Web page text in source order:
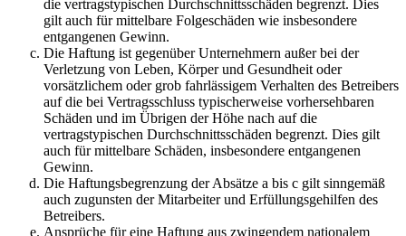
die vertragstypischen Durchschnittsschäden begrenzt. Dies
gilt auch für mittelbare Folgeschäden wie insbesondere
entgangenen Gewinn.
Die Haftung ist gegenüber Unternehmern außer bei der
Verletzung von Leben, Körper und Gesundheit oder
vorsätzlichem oder grob fahrlässigem Verhalten des Betreibers
auf die bei Vertragsschluss typischerweise vorhersehbaren
Schäden und im Übrigen der Höhe nach auf die
vertragstypischen Durchschnittsschäden begrenzt. Dies gilt
auch für mittelbare Schäden, insbesondere entgangenen
Gewinn.
Die Haftungsbegrenzung der Absätze a bis c gilt sinngemäß
auch zugunsten der Mitarbeiter und Erfüllungsgehilfen des
Betreibers.
Ansprüche für eine Haftung aus zwingendem nationalem